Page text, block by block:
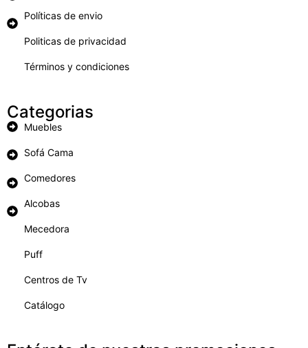
Políticas de envio
Politicas de privacidad
Términos y condiciones
Categorias
Muebles
Sofá Cama
Comedores
Alcobas
Mecedora
Puff
Centros de Tv
Catálogo